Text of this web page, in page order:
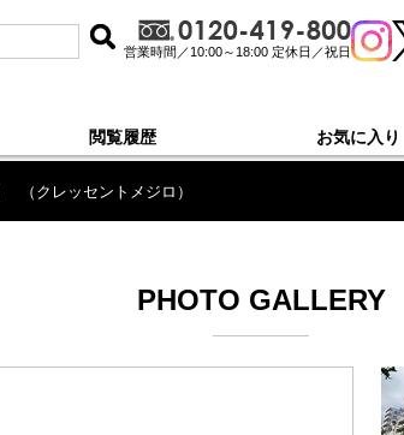
営業時間／10:00～18:00 定休日／祝日
閲覧履歴 お気に入り
（クレッセントメジロ）
PHOTO GALLERY